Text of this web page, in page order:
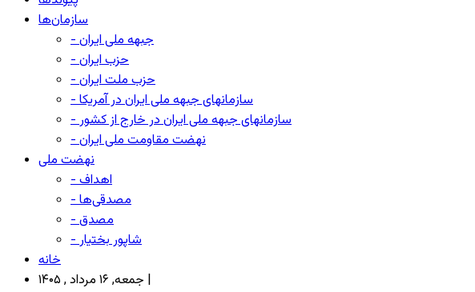
سازمان‌ها
- جبهه ملی ایران
- حزب ایران
- حزب ملت ایران
- سازمانهای جبهه ملی ایران در آمریکا
- سازمانهای جبهه ملی ایران در خارج از کشور
- نهضت مقاومت ملی ایران
نهضت ملی
- اهداف
- مصدقی‌ها
- مصدق
- شاپور بختیار
خانه
جمعه, ۱۶ مرداد , ۱۴۰۵ |